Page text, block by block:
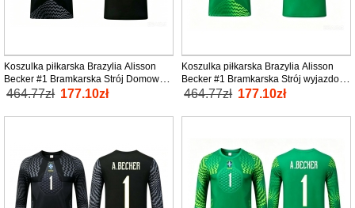
Koszulka piłkarska Brazylia Alisson
Becker #1 Bramkarska Strój Domowy
MŚ 2026 tanio Krótki Rękaw
464.77zł 177.10zł
Koszulka piłkarska Brazylia Alisson
Becker #1 Bramkarska Strój wyjazdowy
MŚ 2026 tanio Krótki Rękaw
464.77zł 177.10zł